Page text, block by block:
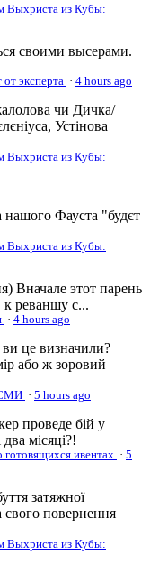
Выхриста из Кубы:
своими высерами.
эксперта · 4 hours ago
чи Дичка/
Устінова
Выхриста из Кубы:
Фауста "будєт
Выхриста из Кубы:
Вначале этот парень
реваншу с...
· 4 hours ago
ви це визначили?
або ж зоровий
СМИ · 5 hours ago
проведе бій у
місяці?!
ивентах · 5
затяжної
свого повернення
Выхриста из Кубы: